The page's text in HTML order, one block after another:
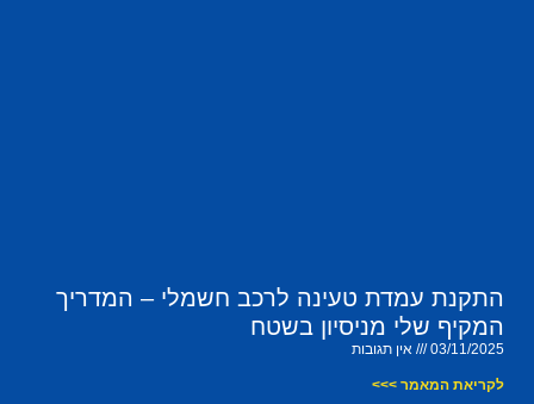
התקנת עמדת טעינה לרכב חשמלי – המדריך
המקיף שלי מניסיון בשטח
03/11/2025 אין תגובות
לקריאת המאמר >>>